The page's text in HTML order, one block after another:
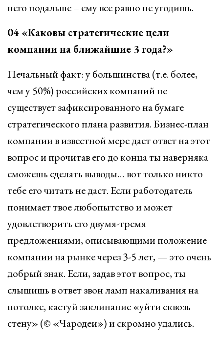
него подальше – ему все равно не угодишь.
04 «Каковы стратегические цели
компании на ближайшие 3 года?»
Печальный факт: у большинства (т.е. более,
чем у 50%) российских компаний не
существует зафиксированного на бумаге
стратегического плана развития. Бизнес-план
компании в известной мере дает ответ на этот
вопрос и прочитав его до конца ты наверняка
сможешь сделать выводы… вот только никто
тебе его читать не даст. Если работодатель
понимает твое любопытство и может
удовлетворить его двумя-тремя
предложениями, описывающими положение
компании на рынке через 3-5 лет, — это очень
добрый знак. Если, задав этот вопрос, ты
слышишь в ответ звон ламп накаливания на
потолке, кастуй заклинание «уйти сквозь
стену» (© «Чародеи») и скромно удались.